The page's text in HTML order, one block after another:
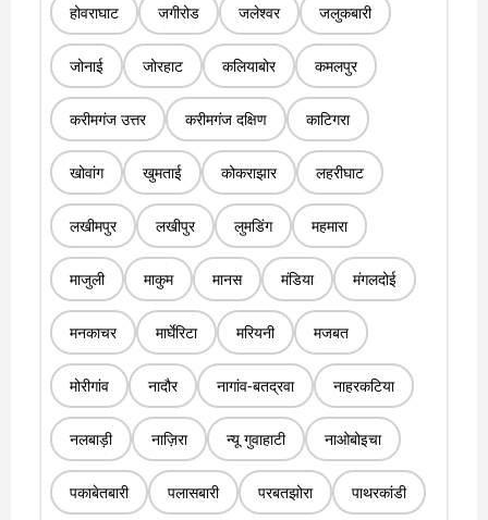
होवराघाट जगीरोड जलेश्वर जलुकबारी
जोनाई जोरहाट कलियाबोर कमलपुर
करीमगंज उत्तर करीमगंज दक्षिण काटिगरा
खोवांग खुमताई कोकराझार लहरीघाट
लखीमपुर लखीपुर लुमडिंग महमारा
माजुली माकुम मानस मंडिया मंगलदोई
मनकाचर मार्घेरिटा मरियनी मजबत
मोरीगांव नादौर नागांव-बतद्रवा नाहरकटिया
नलबाड़ी नाज़िरा न्यू गुवाहाटी नाओबोइचा
पकाबेतबारी पलासबारी परबतझोरा पाथरकांडी